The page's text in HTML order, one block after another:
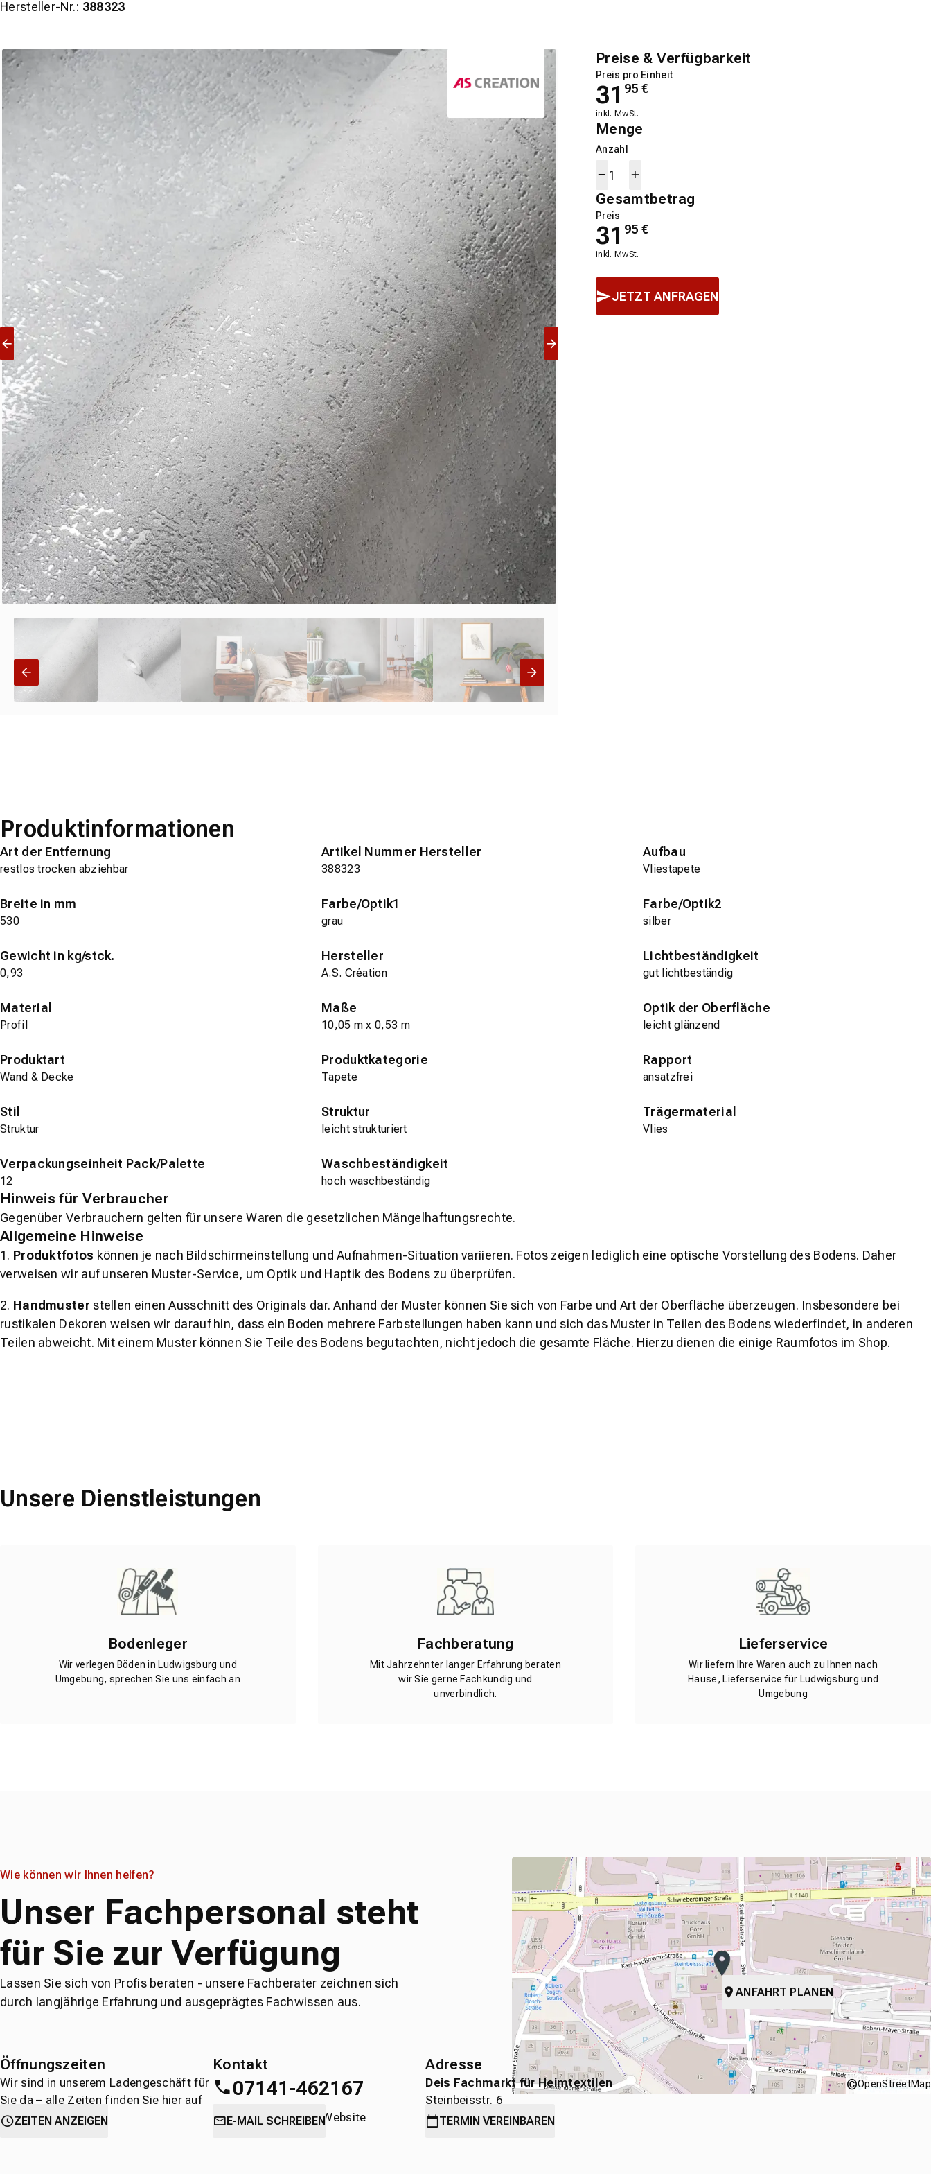
Hersteller-Nr.: 388323
Preise & Verfügbarkeit
Preis pro Einheit
31 95 €
inkl. MwSt.
Menge
Anzahl
Gesamtbetrag
Preis
31 95 €
inkl. MwSt.
JETZT ANFRAGEN
Produktinformationen
Art der Entfernung
restlos trocken abziehbar
Artikel Nummer Hersteller
388323
Aufbau
Vliestapete
Breite in mm
530
Farbe/Optik1
grau
Farbe/Optik2
silber
Gewicht in kg/stck.
0,93
Hersteller
A.S. Création
Lichtbeständigkeit
gut lichtbeständig
Material
Profil
Maße
10,05 m x 0,53 m
Optik der Oberfläche
leicht glänzend
Produktart
Wand & Decke
Produktkategorie
Tapete
Rapport
ansatzfrei
Stil
Struktur
Struktur
leicht strukturiert
Trägermaterial
Vlies
Verpackungseinheit Pack/Palette
12
Waschbeständigkeit
hoch waschbeständig
Hinweis für Verbraucher
Gegenüber Verbrauchern gelten für unsere Waren die gesetzlichen Mängelhaftungsrechte.
Allgemeine Hinweise
1. Produktfotos können je nach Bildschirmeinstellung und Aufnahmen-Situation variieren. Fotos zeigen lediglich eine optische Vorstellung des Bodens. Daher
verweisen wir auf unseren Muster-Service, um Optik und Haptik des Bodens zu überprüfen.
2. Handmuster stellen einen Ausschnitt des Originals dar. Anhand der Muster können Sie sich von Farbe und Art der Oberfläche überzeugen. Insbesondere bei
rustikalen Dekoren weisen wir darauf hin, dass ein Boden mehrere Farbstellungen haben kann und sich das Muster in Teilen des Bodens wiederfindet, in anderen
Teilen abweicht. Mit einem Muster können Sie Teile des Bodens begutachten, nicht jedoch die gesamte Fläche. Hierzu dienen die einige Raumfotos im Shop.
Unsere Dienstleistungen
Bodenleger
Wir verlegen Böden in Ludwigsburg und
Umgebung, sprechen Sie uns einfach an
Fachberatung
Mit Jahrzehnter langer Erfahrung beraten
wir Sie gerne Fachkundig und
unverbindlich.
Lieferservice
Wir liefern Ihre Waren auch zu Ihnen nach
Hause, Lieferservice für Ludwigsburg und
Umgebung
Wie können wir Ihnen helfen?
Unser Fachpersonal steht
für Sie zur Verfügung
Lassen Sie sich von Profis beraten - unsere Fachberater zeichnen sich
durch langjährige Erfahrung und ausgeprägtes Fachwissen aus.
Öffnungszeiten
Wir sind in unserem Ladengeschäft für
Sie da – alle Zeiten finden Sie hier auf
einen Blick.
ZEITEN ANZEIGEN
Kontakt
07141-462167
oderdirekt über die Website
E-MAIL SCHREIBEN
Adresse
Deis Fachmarkt für Heimtextilen
Steinbeisstr. 6
71636 Ludwigsburg
TERMIN VEREINBAREN
ANFAHRT PLANEN
©OpenStreetMap